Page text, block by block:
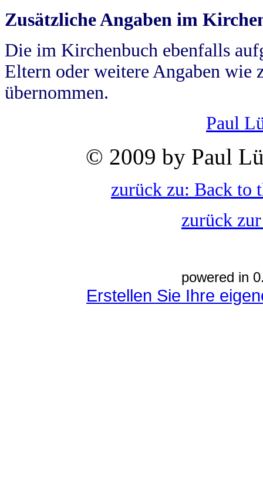
Zusätzliche Angaben im
Die im Kirchenbuch ebenfalls
Eltern oder weitere Angaben wie
übernommen.
Paul
© 2009 by Paul
zurück zu: Back to
zurück
powered in
Erstellen Sie Ihre